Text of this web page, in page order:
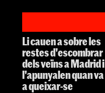
Li cauen a sobre les
restes d'escombrar
dels veïns a Madrid i
l'apunyalen quan va
a queixar-se